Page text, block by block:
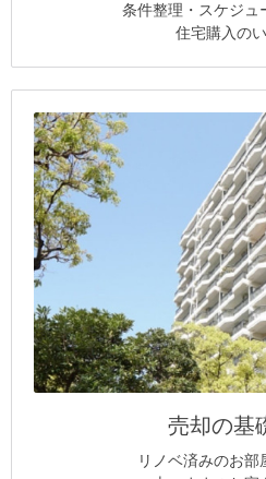
条件整理・スケジュ
住宅購入の
売却の基
リノベ済みのお部